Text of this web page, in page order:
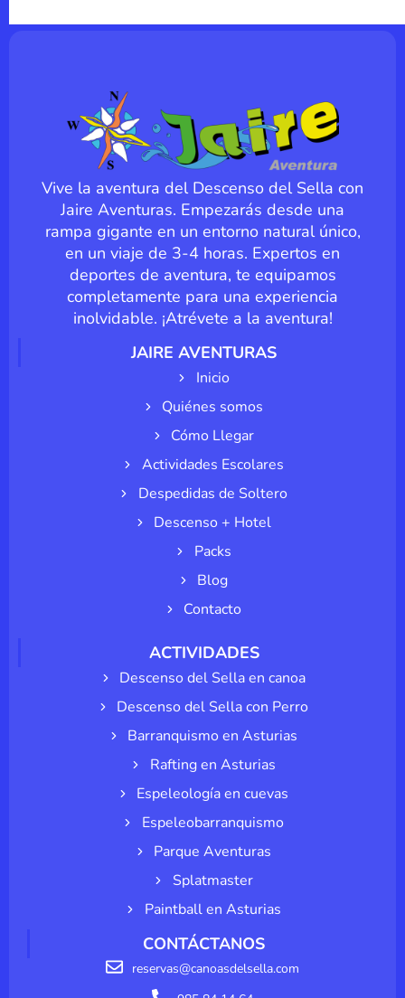
Vive la aventura del Descenso del Sella con
Jaire Aventuras. Empezarás desde una
rampa gigante en un entorno natural único,
en un viaje de 3-4 horas. Expertos en
deportes de aventura, te equipamos
completamente para una experiencia
inolvidable. ¡Atrévete a la aventura!
JAIRE AVENTURAS
Inicio
Quiénes somos
Cómo Llegar
Actividades Escolares
Despedidas de Soltero
Descenso + Hotel
Packs
Blog
Contacto
ACTIVIDADES
Descenso del Sella en canoa
Descenso del Sella con Perro
Barranquismo en Asturias
Rafting en Asturias
Espeleología en cuevas
Espeleobarranquismo
Parque Aventuras
Splatmaster
Paintball en Asturias
CONTÁCTANOS
reservas@canoasdelsella.com